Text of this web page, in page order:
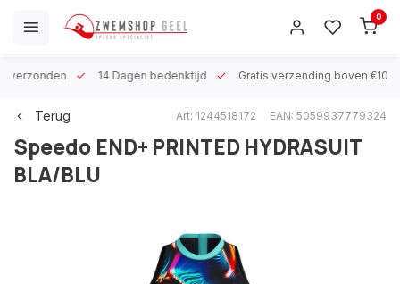
0
verzonden 14 Dagen bedenktijd Gratis verzending boven €100
Terug Art: 1244518172 EAN: 5059937779324
Speedo END+ PRINTED HYDRASUIT
BLA/BLU